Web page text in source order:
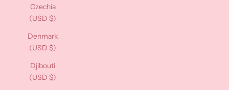
Czechia
(USD $)
Denmark
(USD $)
Djibouti
(USD $)